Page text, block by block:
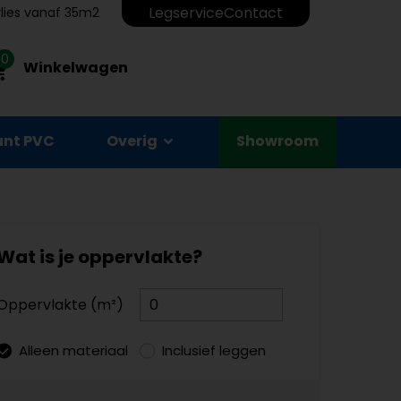
vanaf 35m2 LegserviceContact
0 Winkelwagen
PVC Overig Showroom
is je oppervlakte?
(m²)
Alleen materiaal Inclusief leggen